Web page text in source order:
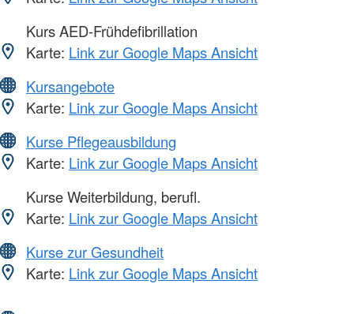
Kurs AED-Frühdefibrillation
Karte: Link zur Google Maps Ansicht
Kursangebote
Karte: Link zur Google Maps Ansicht
Kurse Pflegeausbildung
Karte: Link zur Google Maps Ansicht
Kurse Weiterbildung, berufl.
Karte: Link zur Google Maps Ansicht
Kurse zur Gesundheit
Karte: Link zur Google Maps Ansicht